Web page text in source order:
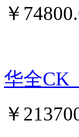
￥
华全
￥